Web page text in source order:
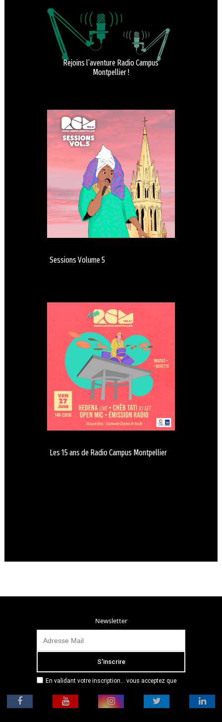
Rejoins l’aventure Radio Campus
Montpellier !
Sessions Volume 5
Les 15 ans de Radio Campus Montpellier
Newsletter
En validant votre inscription... vous acceptez que
adresse email dans le but de vous envoyer
mensuellement sa lettre d’informations. Pour plus